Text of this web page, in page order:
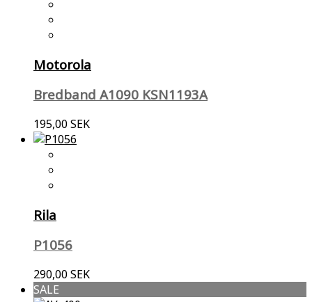
Motorola
Bredband A1090 KSN1193A
195,00 SEK
Rila
P1056
290,00 SEK
SALE